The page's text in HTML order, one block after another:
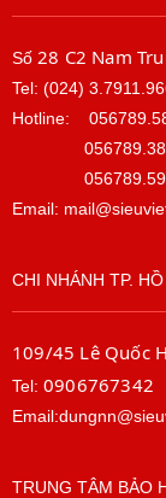
Số 28 C2 Nam
Tel: (024)
Hotline:
Email:
CHI NHÁNH TP.
109/45 Lê Quốc
Tel: 0906767342
TRUNG TÂM BẢO